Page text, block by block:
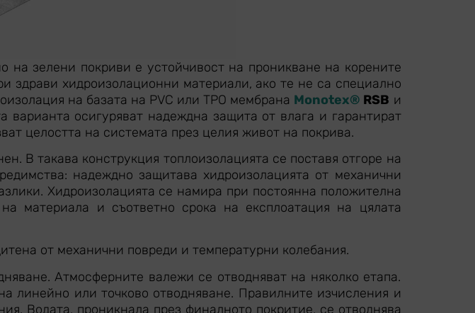
на зелени покриви е устойчивост на проникване на корените
здрави хидроизолационни материали, ако те не са специално
на базата на PVC или TPO мембрана Monotex® RSB и
варианта осигуряват надеждна защита от влага и гарантират
целостта на системата през целия живот на покрива.
В такава конструкция топлоизолацията се поставя отгоре на
надеждно защитава хидроизолацията от механични
Хидроизолацията се намира при постоянна положителна
материала и съответно срока на експлоатация на цялата
от механични повреди и температурни колебания.
Атмосферните валежи се отводняват на няколко етапа.
линейно или точково отводняване. Правилните изчисления и
Водата, проникнала през финалното покритие, се отводнява